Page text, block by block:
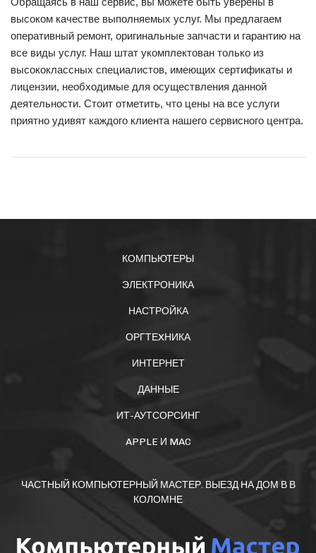
высоком качестве выполняемых услуг. Мы предлагаем
оперативный ремонт, оригинальные запчасти и гарантию на
все виды услуг. Наш штат укомплектован только из
высококлассных специалистов, имеющих сертификаты и
лицензии, необходимые для осуществления данной
деятельности. Стоит отметить, что цены на все услуги
приятно удивят каждого клиента нашего сервисного центра.
КОМПЬЮТЕРЫ
ЭЛЕКТРОНИКА
НАСТРОЙКА
ОРГТЕXНИКА
ИНТЕРНЕТ
ДАННЫЕ
ИТ-АУТСОРСИНГ
APPLE И MAC
ЧАСТНЫЙ КОМПЬЮТЕРНЫЙ МАСТЕР. ВЫЕЗД НА ДОМ В В
КОЛОМНЕ